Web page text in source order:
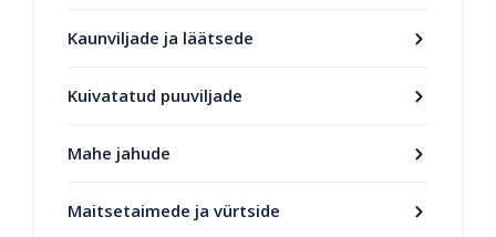
Kaunviljade ja läätsede
Kuivatatud puuviljade
Mahe jahude
Maitsetaimede ja vürtside